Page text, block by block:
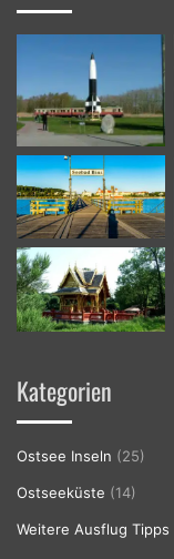
Kategorien
Ostsee Inseln (25)
Ostseeküste (14)
Weitere Ausflug Tipps